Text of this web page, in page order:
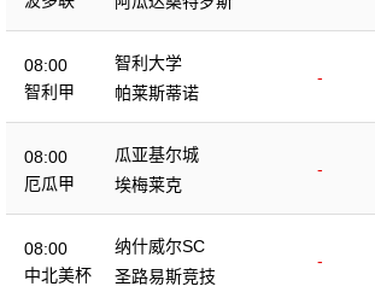
08:00
智利甲
智利大学
-
帕莱斯蒂诺
08:00
厄瓜甲
瓜亚基尔城
-
埃梅莱克
08:00
中北美杯
纳什威尔SC
-
圣路易斯竞技